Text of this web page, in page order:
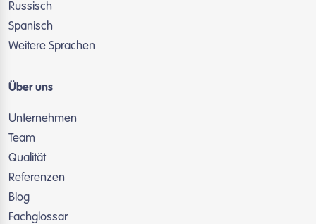
Russisch
Spanisch
Weitere Sprachen
Über uns
Unternehmen
Team
Qualität
Referenzen
Blog
Fachglossar